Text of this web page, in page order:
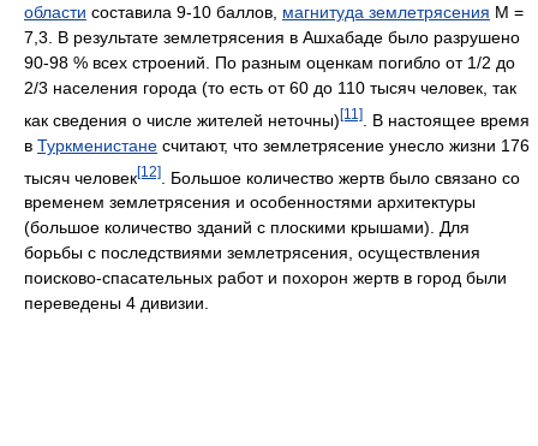
области составила 9-10 баллов, магнитуда землетрясения М =
7,3. В результате землетрясения в Ашхабаде было разрушено
90-98 % всех строений. По разным оценкам погибло от 1/2 до
2/3 населения города (то есть от 60 до 110 тысяч человек, так
как сведения о числе жителей неточны)[11]
. В настоящее время
в Туркменистане считают, что землетрясение унесло жизни 176
тысяч человек[12]
. Большое количество жертв было связано со
временем землетрясения и особенностями архитектуры
(большое количество зданий с плоскими крышами). Для
борьбы с последствиями землетрясения, осуществления
поисково-спасательных работ и похорон жертв в город были
переведены 4 дивизии.